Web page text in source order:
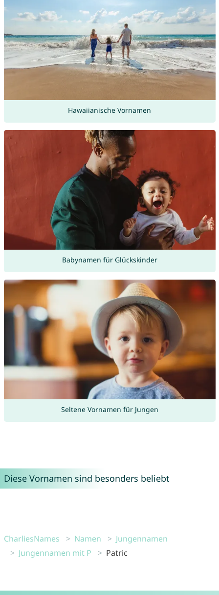
Hawaiianische Vornamen
Babynamen für Glückskinder
Seltene Vornamen für Jungen
Diese Vornamen sind besonders beliebt
CharliesNames Namen
Jungennamen
Jungennamen mit P
Patric